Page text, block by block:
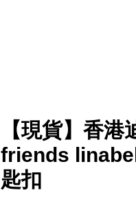
【現貨】香
friends
匙扣